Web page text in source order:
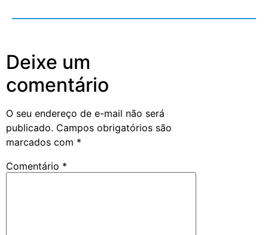
Deixe um
comentário
O seu endereço de e-mail não será
publicado. Campos obrigatórios são
marcados com *
Comentário *